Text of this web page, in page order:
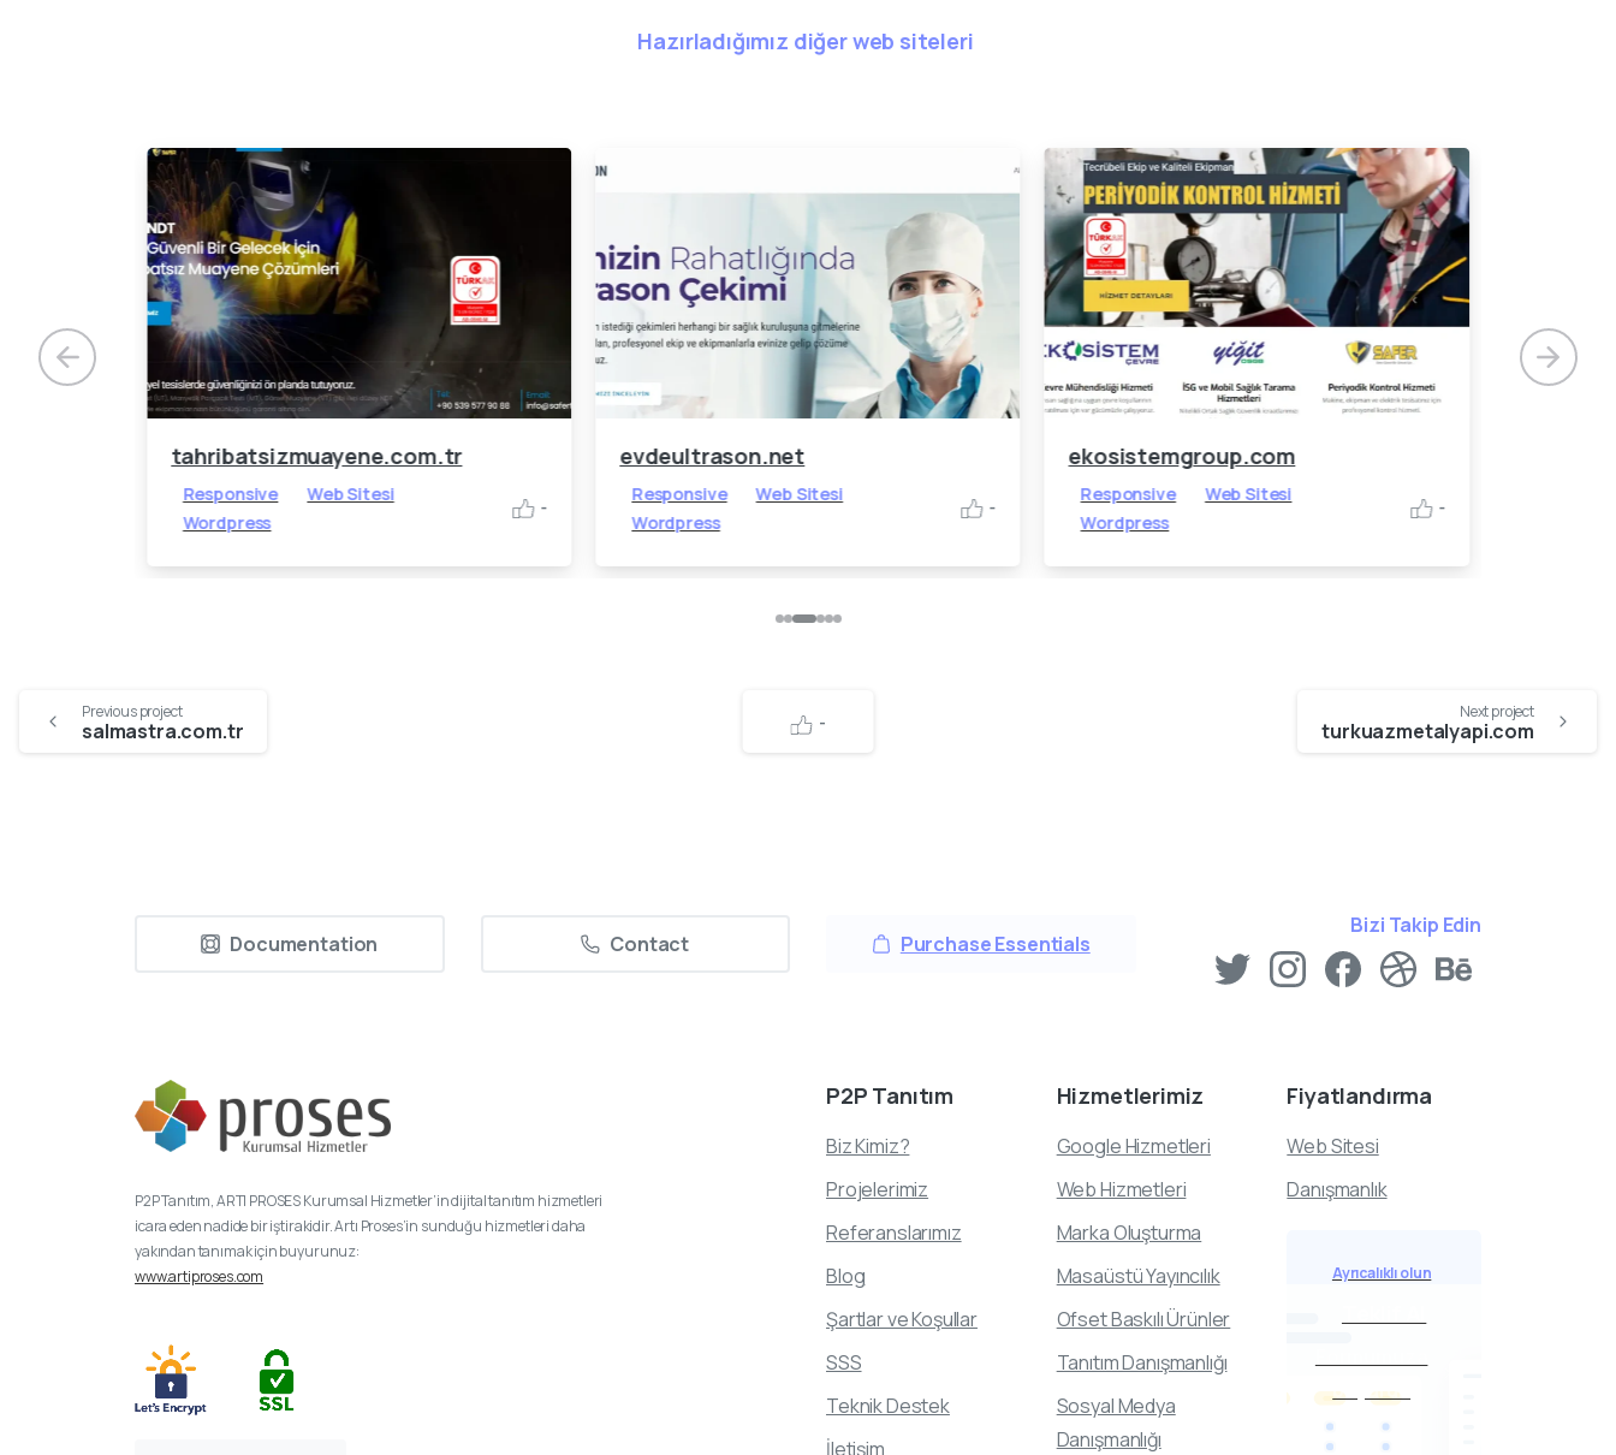
Hazırladığımız diğer web siteleri
tahribatsizmuayene.com.tr
Responsive
Web Sitesi
Wordpress
-
evdeultrason.net
Responsive
Web Sitesi
Wordpress
-
ekosistemgroup.com
Responsive
Web Sitesi
Wordpress
-
Continue
Previous project
salmastra.com.tr
Next project
turkuazmetalyapi.com
-
Documentation Contact Purchase Essentials
Bizi Takip Edin
P2P Tanıtım, ARTI PROSES Kurumsal Hizmetler’in dijital tanıtım hizmetleri
icara eden nadide bir iştirakidir. Artı Proses’in sunduğu hizmetleri daha
yakından tanımak için buyurunuz:
www.artiproses.com
P2P Tanıtım
Biz Kimiz?
Projelerimiz
Referanslarımız
Blog
Şartlar ve Koşullar
SSS
Teknik Destek
İletişim
Hizmetlerimiz
Google Hizmetleri
Web Hizmetleri
Marka Oluşturma
Masaüstü Yayıncılık
Ofset Baskılı Ürünler
Tanıtım Danışmanlığı
Sosyal Medya
Danışmanlığı
Fiyatlandırma
Web Sitesi
Danışmanlık
Ayrıcalıklı olun
buyurun